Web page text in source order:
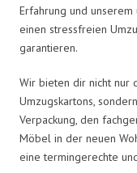
Erfahrung und
einen stressfreien
garantieren.
Wir bieten dir nicht nur
Umzugskartons,
Verpackung, den
Möbel in der neuen
eine termingerechte